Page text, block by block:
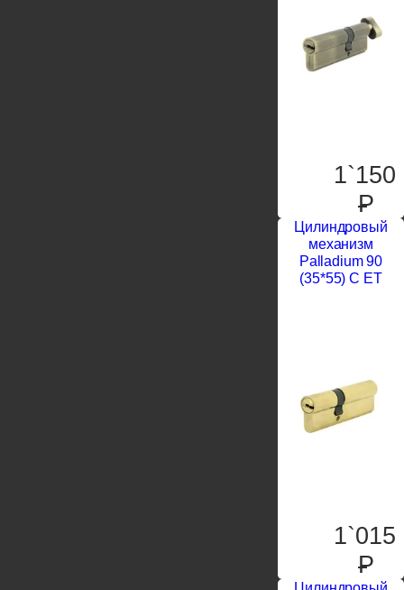
1`150
P
Цилиндровый
механизм
Palladium 90
(35*55) C ET
1`015
P